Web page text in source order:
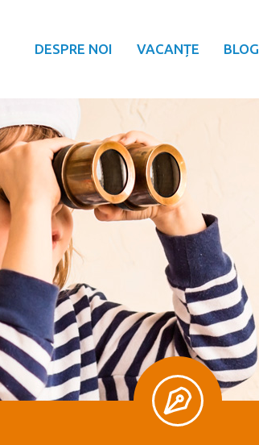
DESPRE NOI VACANȚE BLOG